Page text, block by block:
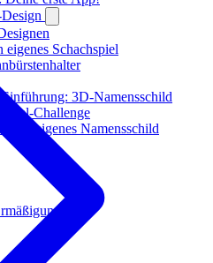
eigenes Schachspiel
3D-Namensschild
Challenge
eigenes Namensschild